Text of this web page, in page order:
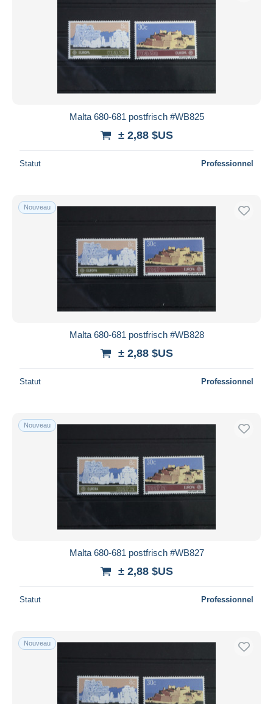
Malta 680-681 postfrisch #WB825
± 2,88 $US
Statut Professionnel
Nouveau
Malta 680-681 postfrisch #WB828
± 2,88 $US
Statut Professionnel
Nouveau
Malta 680-681 postfrisch #WB827
± 2,88 $US
Statut Professionnel
Nouveau